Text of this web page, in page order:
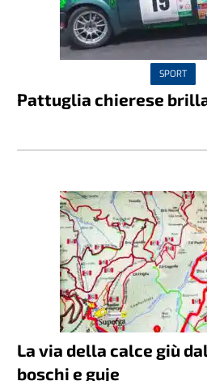
SPORT
Pattuglia chierese
La via della calce giù
boschi e guje